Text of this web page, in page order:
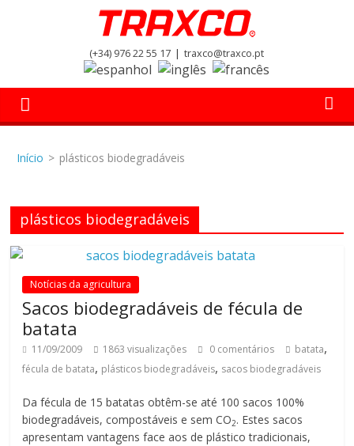
Sistemas
de
Rega
Pivot
–
Traxco
S.A.
Rega
Pivot
(+34) 976 22 55 17 | traxco@traxco.pt
Início > plásticos biodegradáveis
plásticos biodegradáveis
Notícias da agricultura
Sacos biodegradáveis de fécula de
batata
11/09/2009 1863 visualizações 0 comentários batata,
fécula de batata, plásticos biodegradáveis, sacos biodegradáveis
Da fécula de 15 batatas obtêm-se até 100 sacos 100%
biodegradáveis, compostáveis e sem CO2. Estes sacos
apresentam vantagens face aos de plástico tradicionais,